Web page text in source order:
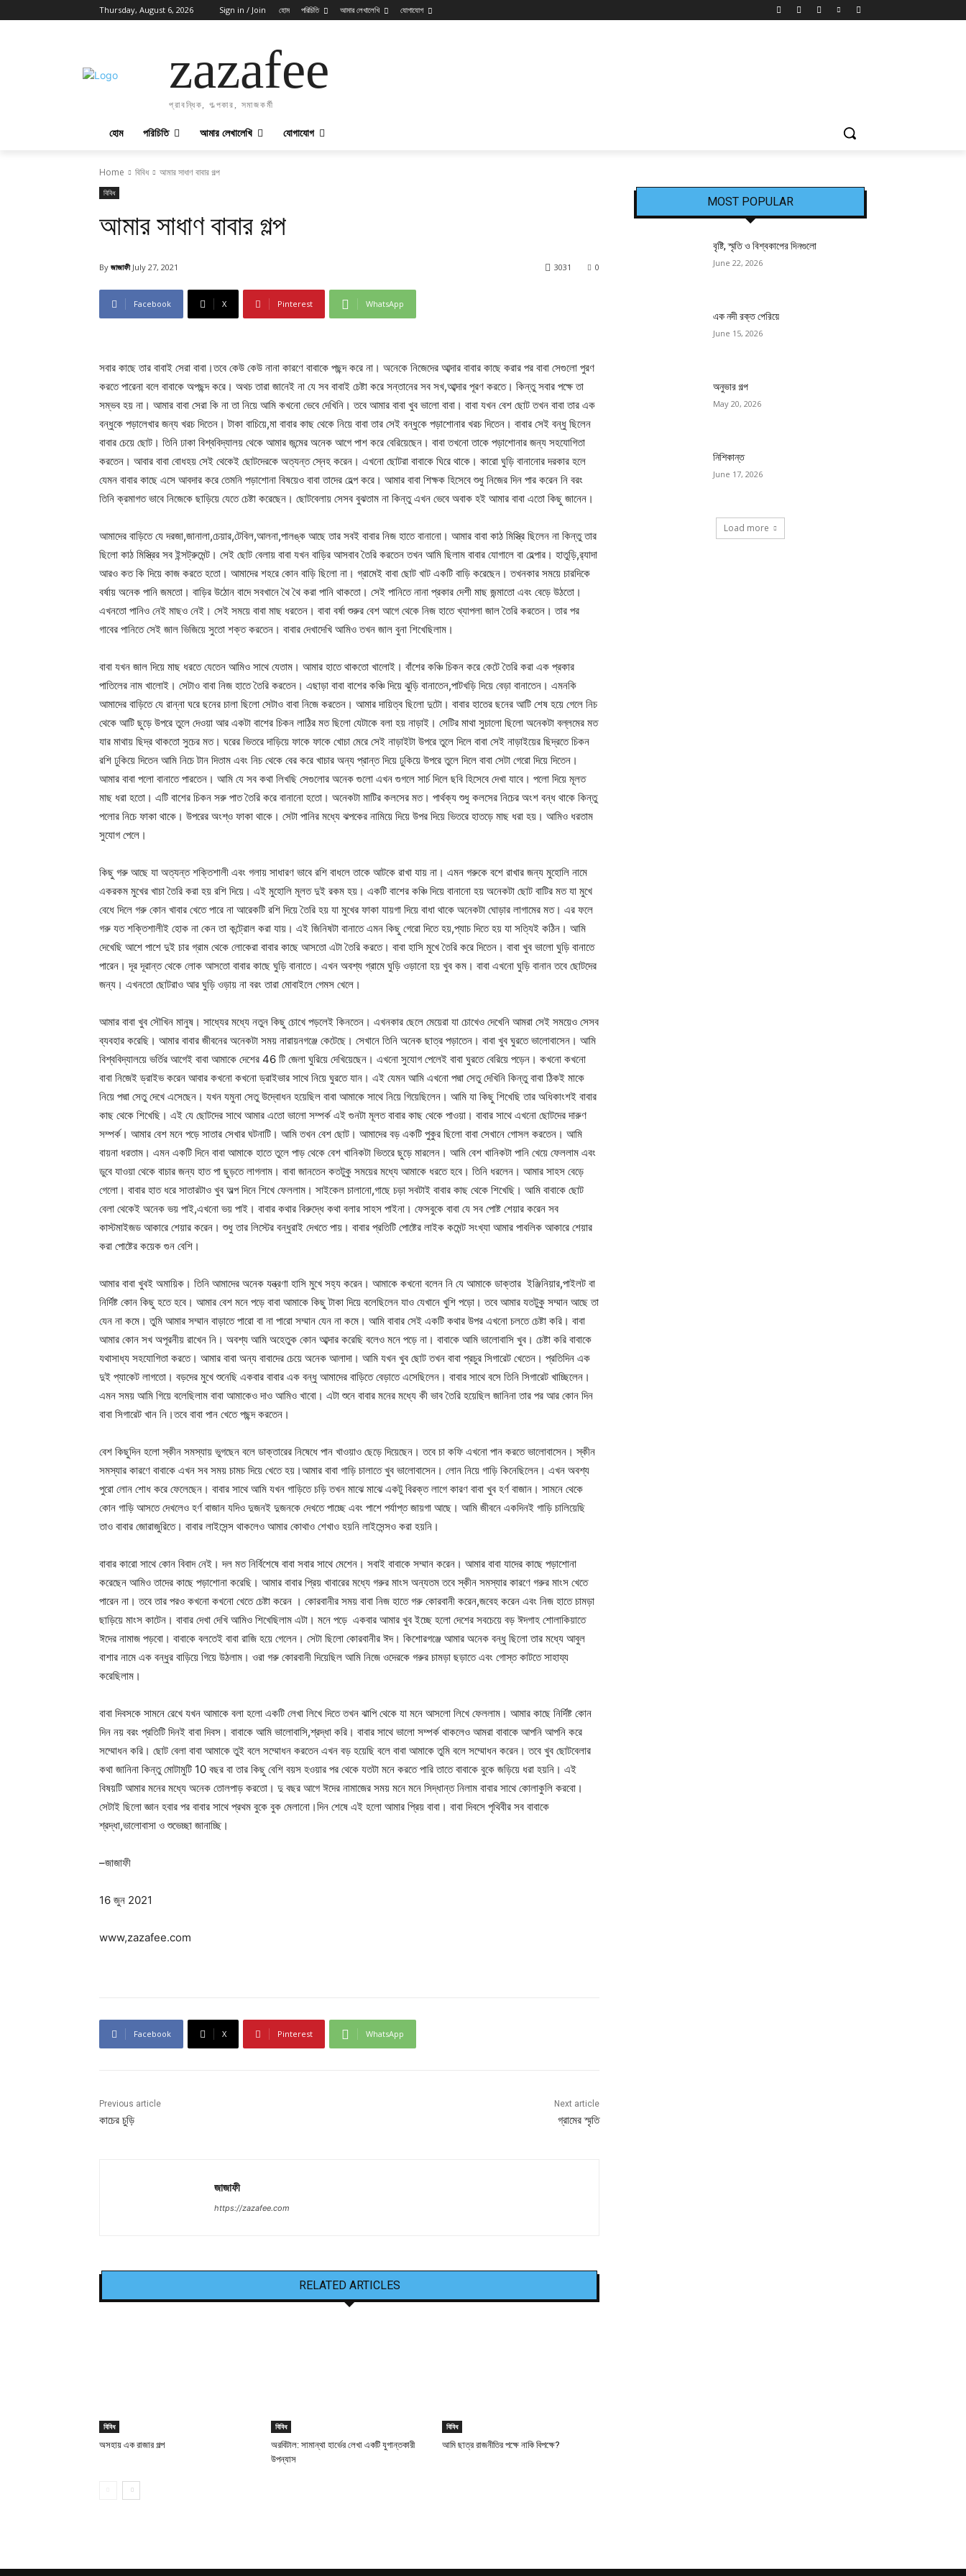
Thursday, August 6, 2026 Sign in / Join হোম পরিচিতি আমার লেখালেখি যোগাযোগ
zazafee
প্রাবন্ধিক, গল্পকার, সমাজকর্মী
হোম পরিচিতি আমার লেখালেখি যোগাযোগ
Home বিবিধ আমার সাধাণ বাবার গল্প
বিবিধ
আমার সাধাণ বাবার গল্প
By জাজাফী July 27, 2021 0
3031
Facebook X Pinterest WhatsApp
সবার কাছে তার বাবাই সেরা বাবা।তবে কেউ কেউ নানা কারণে বাবাকে পছন্দ করে না। অনেকে নিজেদের আব্দার বাবার কাছে করার পর বাবা সেগুলো পুরণ
করতে পারেনা বলে বাবাকে অপছন্দ করে। অথচ তারা জানেই না যে সব বাবাই চেষ্টা করে সন্তানের সব সখ,আব্দার পূরণ করতে। কিন্তু সবার পক্ষে তা
সম্ভব হয় না। আমার বাবা সেরা কি না তা নিয়ে আমি কখনো ভেবে দেখিনি। তবে আমার বাবা খুব ভালো বাবা। বাবা যখন বেশ ছোট তখন বাবা তার এক
বন্ধুকে পড়ালেখার জন্য খরচ দিতেন। টাকা বাচিয়ে,মা বাবার কাছ থেকে নিয়ে বাবা তার সেই বন্ধুকে পড়াশোনার খরচ দিতেন। বাবার সেই বন্ধু ছিলেন
বাবার চেয়ে ছোট। তিনি ঢাকা বিশ্ববিদ্যালয় থেকে আমার জন্মের অনেক আগে পাশ করে বেরিয়েছেন। বাবা তখনো তাকে পড়াশোনার জন্য সহযোগিতা
করতেন। আবার বাবা বোধহয় সেই থেকেই ছোটদেরকে অত্যন্ত স্নেহ করেন। এখনো ছোটরা বাবাকে ঘিরে থাকে। কারো ঘুড়ি বানানোর দরকার হলে
যেমন বাবার কাছে এসে আবদার করে তেমনি পড়াশোনা বিষয়েও বাবা তাদের হেল্প করে। আমার বাবা শিক্ষক হিসেবে শুধু নিজের দিন পার করেন নি বরং
তিনি ক্রমাগত ভাবে নিজেকে ছাড়িয়ে যেতে চেষ্টা করেছেন। ছোটবেলায় সেসব বুঝতাম না কিন্তু এখন ভেবে অবাক হই আমার বাবা এতো কিছু জানেন।
আমাদের বাড়িতে যে দরজা,জানালা,চেয়ার,টেবিল,আলনা,পালঙ্ক আছে তার সবই বাবার নিজ হাতে বানানো। আমার বাবা কাঠ মিস্ত্রি ছিলেন না কিন্তু তার
ছিলো কাঠ মিস্ত্রির সব ইন্সট্রুমেন্ট। সেই ছোট বেলায় বাবা যখন বাড়ির আসবাব তৈরি করতেন তখন আমি ছিলাম বাবার যোগালে বা হেল্পার। হাতুড়ি,র‌্যাদা
আরও কত কি দিয়ে কাজ করতে হতো। আমাদের শহরে কোন বাড়ি ছিলো না। গ্রামেই বাবা ছোট খাট একটি বাড়ি করেছেন। তখনকার সময়ে চারদিকে
বর্ষায় অনেক পানি জমতো। বাড়ির উঠোন বাদে সবখানে থৈ থৈ করা পানি থাকতো। সেই পানিতে নানা প্রকার দেশী মাছ জন্মাতো এবং বেড়ে উঠতো।
এখনতো পানিও নেই মাছও নেই। সেই সময়ে বাবা মাছ ধরতেন। বাবা বর্ষা শুরুর বেশ আগে থেকে নিজ হাতে খ্যাপলা জাল তৈরি করতেন। তার পর
গাবের পানিতে সেই জাল ভিজিয়ে সুতো শক্ত করতেন। বাবার দেখাদেখি আমিও তখন জাল বুনা শিখেছিলাম।
বাবা যখন জাল দিয়ে মাছ ধরতে যেতেন আমিও সাথে যেতাম। আমার হাতে থাকতো খালোই। বাঁশের কঞ্চি চিকন করে কেটে তৈরি করা এক প্রকার
পাতিলের নাম খালোই। সেটাও বাবা নিজ হাতে তৈরি করতেন। এছাড়া বাবা বাশের কঞ্চি দিয়ে ঝুড়ি বানাতেন,পাটখড়ি দিয়ে বেড়া বানাতেন। এমনকি
আমাদের বাড়িতে যে রান্না ঘরে ছনের চালা ছিলো সেটাও বাবা নিজে করতেন। আমার দায়িত্ব ছিলো দুটো। বাবার হাতের ছনের আটি শেষ হয়ে গেলে নিচ
থেকে আটি ছুড়ে উপরে তুলে দেওয়া আর একটা বাশের চিকন লাঠির মত ছিলো যেটাকে বলা হয় নাড়াই। সেটির মাথা সুচালো ছিলো অনেকটা বল্লমের মত
যার মাথায় ছিদ্র থাকতো সুচের মত। ঘরের ভিতরে দাড়িয়ে ফাকে ফাকে খোচা মেরে সেই নাড়াইটা উপরে তুলে দিলে বাবা সেই নাড়াইয়ের ছিদ্রতে চিকন
রশি ঢুকিয়ে দিতেন আমি নিচে টান দিতাম এবং নিচ থেকে বের করে খাচার অন্য প্রান্ত দিয়ে ঢুকিয়ে উপরে তুলে দিলে বাবা সেটা গেরো দিয়ে দিতেন।
আমার বাবা পলো বানাতে পারতেন। আমি যে সব কথা লিখছি সেগুলোর অনেক গুলো এখন গুগলে সার্চ দিলে ছবি হিসেবে দেখা যাবে। পলো দিয়ে মূলত
মাছ ধরা হতো। এটি বাশের চিকন সরু পাত তৈরি করে বানানো হতো। অনেকটা মাটির কলসের মত। পার্থক্য শুধু কলসের নিচের অংশ বন্ধ থাকে কিন্তু
পলোর নিচে ফাকা থাকে। উপরের অংশ্ও ফাকা থাকে। সেটা পানির মধ্যে ঝপকের নামিয়ে দিয়ে উপর দিয়ে ভিতরে হাতড়ে মাছ ধরা হয়। আমিও ধরতাম
সুযোগ পেলে।
কিছু গরু আছে যা অত্যন্ত শক্তিশালী এবং গলায় সাধারণ ভাবে রশি বাধলে তাকে আটকে রাখা যায় না। এমন গরুকে বশে রাখার জন্য মুহোলি নামে
একরকম মুখের খাচা তৈরি করা হয় রশি দিয়ে। এই মুহোলি মূলত দুই রকম হয়। একটি বাশের কঞ্চি দিয়ে বানানো হয় অনেকটা ছোট বাটির মত যা মুখে
বেধে দিলে গরু কোন খাবার খেতে পারে না আরেকটি রশি দিয়ে তৈরি হয় যা মুখের ফাকা যায়গা দিয়ে বাধা থাকে অনেকটা ঘোড়ার লাগামের মত। এর ফলে
গরু যত শক্তিশালীই হোক না কেন তা কন্ট্রোল করা যায়। এই জিনিষটা বানাতে এমন কিছু গেরো দিতে হয়,প্যাচ দিতে হয় যা সত্যিই কঠিন। আমি
দেখেছি আশে পাশে দুই চার গ্রাম থেকে লোকেরা বাবার কাছে আসতো এটা তৈরি করতে। বাবা হাসি মুখে তৈরি করে দিতেন। বাবা খুব ভালো ঘুড়ি বানাতে
পারেন। দূর দূরান্ত থেকে লোক আসতো বাবার কাছে ঘুড়ি বানাতে। এখন অবশ্য গ্রামে ঘুড়ি ওড়ানো হয় খুব কম। বাবা এখনো ঘুড়ি বানান তবে ছোটদের
জন্য। এখনতো ছোটরাও আর ঘুড়ি ওড়ায় না বরং তারা মোবাইলে গেমস খেলে।
আমার বাবা খুব সৌখিন মানুষ। সাধ্যের মধ্যে নতুন কিছু চোখে পড়লেই কিনতেন। এখনকার ছেলে মেয়েরা যা চোখেও দেখেনি আমরা সেই সময়েও সেসব
ব্যবহার করেছি। আমার বাবার জীবনের অনেকটা সময় নারায়নগঞ্জে কেটেছে। সেখানে তিনি অনেক ছাত্র পড়াতেন। বাবা খুব ঘুরতে ভালোবাসেন। আমি
বিশ্ববিদ্যালয়ে ভর্তির আগেই বাবা আমাকে দেশের 46 টি জেলা ঘুরিয়ে দেখিয়েছেন। এখনো সুযোগ পেলেই বাবা ঘুরতে বেরিয়ে পড়েন। কখনো কখনো
বাবা নিজেই ড্রাইভ করেন আবার কখনো কখনো ড্রাইভার সাথে নিয়ে ঘুরতে যান। এই যেমন আমি এখনো পদ্মা সেতু দেখিনি কিন্তু বাবা ঠিকই মাকে
নিয়ে পদ্মা সেতু দেখে এসেছেন। যখন যমুনা সেতু উদ্বোধন হয়েছিল বাবা আমাকে সাথে নিয়ে গিয়েছিলেন। আমি যা কিছু শিখেছি তার অধিকাংশই বাবার
কাছ থেকে শিখেছি। এই যে ছোটদের সাথে আমার এতো ভালো সম্পর্ক এই গুনটা মূলত বাবার কাছ থেকে পাওয়া। বাবার সাথে এখনো ছোটদের দারুণ
সম্পর্ক। আমার বেশ মনে পড়ে সাতার সেখার ঘটনাটি। আমি তখন বেশ ছোট। আমাদের বড় একটি পুকুর ছিলো বাবা সেখানে গোসল করতেন। আমি
বায়না ধরতাম। এমন একটি দিনে বাবা আমাকে হাতে তুলে পাড় থেকে বেশ খানিকটা ভিতরে ছুড়ে মারলেন। আমি বেশ খানিকটা পানি খেয়ে ফেললাম এবং
ডুবে যাওয়া থেকে বাচার জন্য হাত পা ছুড়তে লাগলাম। বাবা জানতেন কতটুকু সময়ের মধ্যে আমাকে ধরতে হবে। তিনি ধরলেন। আমার সাহস বেড়ে
গেলো। বাবার হাত ধরে সাতারটাও খুব অল্প দিনে শিখে ফেললাম। সাইকেল চালানো,গাছে চড়া সবটাই বাবার কাছ থেকে শিখেছি। আমি বাবাকে ছোট
বেলা থেকেই অনেক ভয় পাই,এখনো ভয় পাই। বাবার কথার বিরুদ্ধে কথা বলার সাহস পাইনা। ফেসবুকে বাবা যে সব পোষ্ট শেয়ার করেন সব
কাস্টমাইজড আকারে শেয়ার করেন। শুধু তার লিস্টের বন্ধুরাই দেখতে পায়। বাবার প্রতিটি পোষ্টের লাইক কমেন্ট সংখ্যা আমার পাবলিক আকারে শেয়ার
করা পোষ্টের কয়েক গুন বেশি।
আমার বাবা খুবই অমায়িক। তিনি আমাদের অনেক যন্ত্রণা হাসি মুখে সহ্য করেন। আমাকে কখনো বলেন নি যে আমাকে ডাক্তার ইঞ্জিনিয়ার,পাইলট বা
নির্দিষ্ট কোন কিছু হতে হবে। আমার বেশ মনে পড়ে বাবা আমাকে কিছু টাকা দিয়ে বলেছিলেন যাও যেখানে খুশি পড়ো। তবে আমার যতটুকু সম্মান আছে তা
যেন না কমে। তুমি আমার সম্মান বাড়াতে পারো বা না পারো সম্মান যেন না কমে। আমি বাবার সেই একটি কথার উপর এখনো চলতে চেষ্টা করি। বাবা
আমার কোন সখ অপূরনীয় রাখেন নি। অবশ্য আমি অহেতুক কোন আব্দার করেছি বলেও মনে পড়ে না। বাবাকে আমি ভালোবাসি খুব। চেষ্টা করি বাবাকে
যথাসাধ্য সহযোগিতা করতে। আমার বাবা অন্য বাবাদের চেয়ে অনেক আলাদা। আমি যখন খুব ছোট তখন বাবা প্রচুর সিগারেট খেতেন। প্রতিদিন এক
দুই প্যাকেট লাগতো। বড়দের মুখে শুনেছি একবার বাবার এক বন্ধু আমাদের বাড়িতে বেড়াতে এসেছিলেন। বাবার সাথে বসে তিনি সিগারেট খাচ্ছিলেন।
এমন সময় আমি গিয়ে বলেছিলাম বাবা আমাকেও দাও আমিও খাবো। এটা শুনে বাবার মনের মধ্যে কী ভাব তৈরি হয়েছিল জানিনা তার পর আর কোন দিন
বাবা সিগারেট খান নি।তবে বাবা পান খেতে পছন্দ করতেন।
বেশ কিছুদিন হলো স্কীন সমস্যায় ভুগছেন বলে ডাক্তারের নিষেধে পান খাওয়াও ছেড়ে দিয়েছেন। তবে চা কফি এখনো পান করতে ভালোবাসেন। স্কীন
সমস্যার কারণে বাবাকে এখন সব সময় চামচ দিয়ে খেতে হয়।আমার বাবা গাড়ি চালাতে খুব ভালোবাসেন। লোন নিয়ে গাড়ি কিনেছিলেন। এখন অবশ্য
পুরো লোন শোধ করে ফেলেছেন। বাবার সাথে আমি যখন গাড়িতে চড়ি তখন মাঝে মাঝে একটু বিরক্ত লাগে কারণ বাবা খুব হর্ণ বাজান। সামনে থেকে
কোন গাড়ি আসতে দেখলেও হর্ণ বাজান যদিও দুজনই দুজনকে দেখতে পাচ্ছে এবং পাশে পর্যাপ্ত জায়গা আছে। আমি জীবনে একদিনই গাড়ি চালিয়েছি
তাও বাবার জোরাজুরিতে। বাবার লাইসেন্স থাকলেও আমার কোথাও শেখাও হয়নি লাইসেন্সও করা হয়নি।
বাবার কারো সাথে কোন বিবাদ নেই। দল মত নির্বিশেষে বাবা সবার সাথে মেশেন। সবাই বাবাকে সম্মান করেন। আমার বাবা যাদের কাছে পড়াশোনা
করেছেন আমিও তাদের কাছে পড়াশোনা করেছি। আমার বাবার প্রিয় খাবারের মধ্যে গরুর মাংস অন্যতম তবে স্কীন সমস্যার কারণে গরুর মাংস খেতে
পারেন না। তবে তার পরও কখনো কখনো খেতে চেষ্টা করেন । কোরবানীর সময় বাবা নিজ হাতে গরু কোরবানী করেন,জবেহ করেন এবং নিজ হাতে চামড়া
ছাড়িয়ে মাংস কাটেন। বাবার দেখা দেখি আমিও শিখেছিলাম এটা। মনে পড়ে একবার আমার খুব ইচ্ছে হলো দেশের সবচেয়ে বড় ঈদগাহ শোলাকিয়াতে
ঈদের নামাজ পড়বো। বাবাকে বলতেই বাবা রাজি হয়ে গেলেন। সেটা ছিলো কোরবানীর ঈদ। কিশোরগঞ্জে আমার অনেক বন্ধু ছিলো তার মধ্যে আবুল
বাশার নামে এক বন্ধুর বাড়িয়ে গিয়ে উঠলাম। ওরা গরু কোরবানী দিয়েছিল আমি নিজে ওদেরকে গরুর চামড়া ছড়াতে এবং গোস্ত কাটতে সাহায্য
করেছিলাম।
বাবা দিবসকে সামনে রেখে যখন আমাকে বলা হলো একটি লেখা লিখে দিতে তখন ঝাপি থেকে যা মনে আসলো লিখে ফেললাম। আমার কাছে নির্দিষ্ট কোন
দিন নয় বরং প্রতিটি দিনই বাবা দিবস। বাবাকে আমি ভালোবাসি,শ্রদ্ধা করি। বাবার সাথে ভালো সম্পর্ক থাকলেও আমরা বাবাকে আপনি আপনি করে
সম্মোধন করি। ছোট বেলা বাবা আমাকে তুই বলে সম্মোধন করতেন এখন বড় হয়েছি বলে বাবা আমাকে তুমি বলে সম্মোধন করেন। তবে খুব ছোটবেলার
কথা জানিনা কিন্তু মোটামুটি 10 বছর বা তার কিছু বেশি বয়স হওয়ার পর থেকে যতটা মনে করতে পারি তাতে বাবাকে বুকে জড়িয়ে ধরা হয়নি। এই
বিষয়টি আমার মনের মধ্যে অনেক তোলপাড় করতো। দু বছর আগে ঈদের নামাজের সময় মনে মনে সিদ্ধান্ত নিলাম বাবার সাথে কোলাকুলি করবো।
সেটাই ছিলো জ্ঞান হবার পর বাবার সাথে প্রথম বুকে বুক মেলানো।দিন শেষে এই হলো আমার প্রিয় বাবা। বাবা দিবসে পৃথিবীর সব বাবাকে
শ্রদ্ধা,ভালোবাসা ও শুভেচ্ছা জানাচ্ছি।
–জাজাফী
16 জুন 2021
www,zazafee.com
Facebook X Pinterest WhatsApp
Previous article
কাচের চুড়ি
Next article
গ্রামের স্মৃতি
জাজাফী
https://zazafee.com
RELATED ARTICLES
বিবিধ
অসহায় এক রাজার গল্প
বিবিধ
অরবিটাল: সামান্থা হার্ভের লেখা একটি যুগান্তকারী
উপন্যাস
বিবিধ
আমি ছাত্র রাজনীতির পক্ষে নাকি বিপক্ষে?
MOST POPULAR
বৃষ্টি, স্মৃতি ও বিশ্বকাপের দিনগুলো
June 22, 2026
এক নদী রক্ত পেরিয়ে
June 15, 2026
অনুভার গল্প
May 20, 2026
নিশিকান্ত
June 17, 2026
Load more